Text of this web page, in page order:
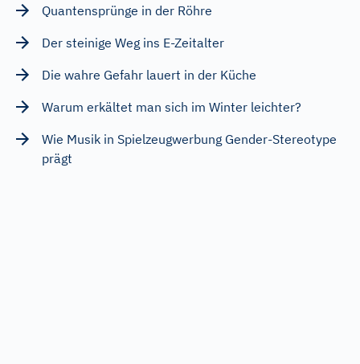
Quantensprünge in der Röhre
Der steinige Weg ins E-Zeitalter
Die wahre Gefahr lauert in der Küche
Warum erkältet man sich im Winter leichter?
Wie Musik in Spielzeugwerbung Gender-Stereotype
prägt